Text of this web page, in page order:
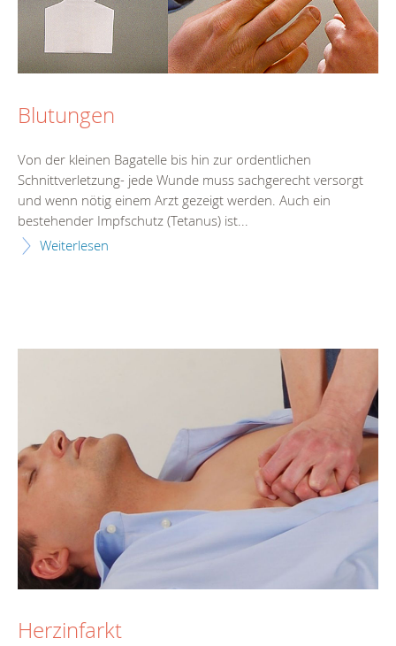
Blutungen
Von der kleinen Bagatelle bis hin zur ordentlichen
Schnittverletzung- jede Wunde muss sachgerecht versorgt
und wenn nötig einem Arzt gezeigt werden. Auch ein
bestehender Impfschutz (Tetanus) ist...
Weiterlesen
Herzinfarkt